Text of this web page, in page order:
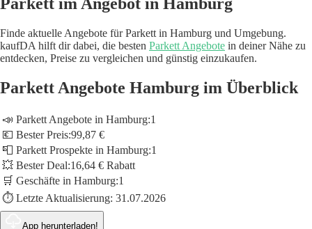
Parkett im Angebot in Hamburg
Finde aktuelle Angebote für Parkett in Hamburg und Umgebung.
kaufDA hilft dir dabei, die besten Parkett Angebote in deiner Nähe zu
entdecken, Preise zu vergleichen und günstig einzukaufen.
Parkett Angebote Hamburg im Überblick
📣 Parkett Angebote in Hamburg:1
💶 Bester Preis:99,87 €
📮 Parkett Prospekte in Hamburg:1
💥 Bester Deal:16,64 € Rabatt
🛒 Geschäfte in Hamburg:1
⏱️ Letzte Aktualisierung: 31.07.2026
App herunterladen!